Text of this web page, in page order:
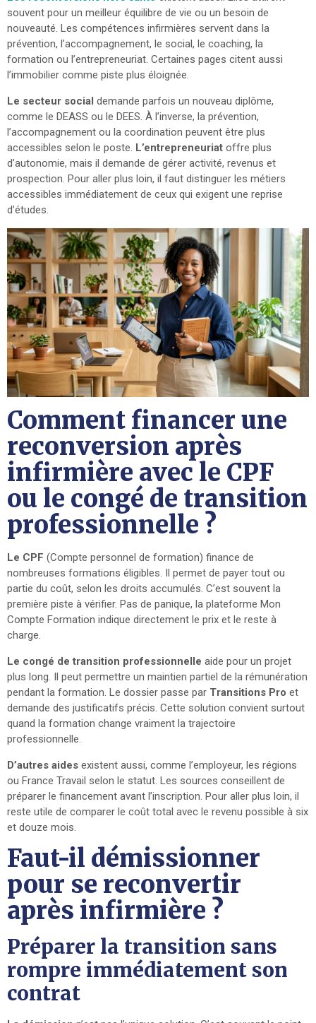
souvent pour un meilleur équilibre de vie ou un besoin de
nouveauté. Les compétences infirmières servent dans la
prévention, l’accompagnement, le social, le coaching, la
formation ou l’entrepreneuriat. Certaines pages citent aussi
l’immobilier comme piste plus éloignée.
Le secteur social demande parfois un nouveau diplôme,
comme le DEASS ou le DEES. À l’inverse, la prévention,
l’accompagnement ou la coordination peuvent être plus
accessibles selon le poste. L’entrepreneuriat offre plus
d’autonomie, mais il demande de gérer activité, revenus et
prospection. Pour aller plus loin, il faut distinguer les métiers
accessibles immédiatement de ceux qui exigent une reprise
d’études.
Comment financer une
reconversion après
infirmière avec le CPF
ou le congé de transition
professionnelle ?
Le CPF (Compte personnel de formation) finance de
nombreuses formations éligibles. Il permet de payer tout ou
partie du coût, selon les droits accumulés. C’est souvent la
première piste à vérifier. Pas de panique, la plateforme Mon
Compte Formation indique directement le prix et le reste à
charge.
Le congé de transition professionnelle aide pour un projet
plus long. Il peut permettre un maintien partiel de la rémunération
pendant la formation. Le dossier passe par Transitions Pro et
demande des justificatifs précis. Cette solution convient surtout
quand la formation change vraiment la trajectoire
professionnelle.
D’autres aides existent aussi, comme l’employeur, les régions
ou France Travail selon le statut. Les sources conseillent de
préparer le financement avant l’inscription. Pour aller plus loin, il
reste utile de comparer le coût total avec le revenu possible à six
et douze mois.
Faut-il démissionner
pour se reconvertir
après infirmière ?
Préparer la transition sans
rompre immédiatement son
contrat